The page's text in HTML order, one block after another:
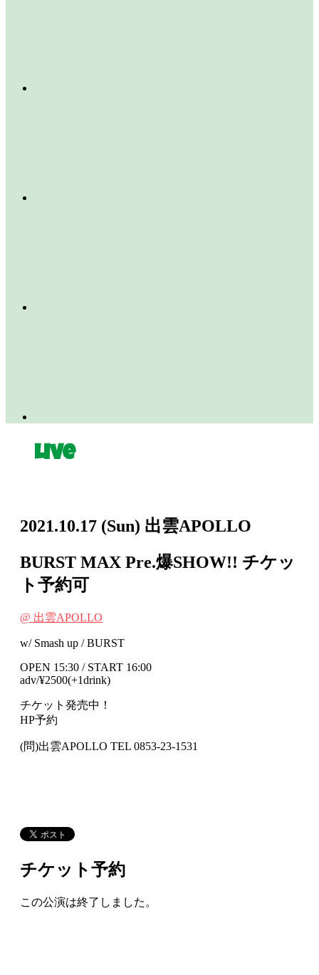
Live
2021.10.17 (Sun) 出雲APOLLO
BURST MAX Pre.爆SHOW!! チケッ
ト予約可
@ 出雲APOLLO
w/ Smash up / BURST
OPEN 15:30 / START 16:00
adv/¥2500(+1drink)
チケット発売中！
HP予約
(問)出雲APOLLO TEL 0853-23-1531
チケット予約
この公演は終了しました。